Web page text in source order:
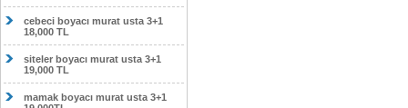
cebeci boyacı murat usta 3+1
18,000 TL
siteler boyacı murat usta 3+1
19,000 TL
mamak boyacı murat usta 3+1